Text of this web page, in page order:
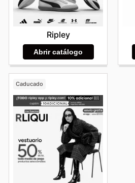
Ripley
Abrir catálogo
Caducado